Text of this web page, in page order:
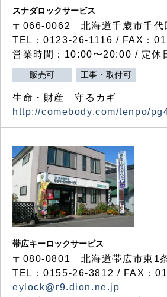
スナダロックサービス
〒066-0062 北海道千歳市千代
TEL：0123-26-1116 / FAX：
営業時間：10:00〜20:00 / 定休
販売可 工事・取付可
生命・財産 守るカギ
http://comebody.com/tenpo/
帯広キーロックサービス
〒080-0801 北海道帯広市東1
TEL：0155-26-3812 / FAX：
eylock@r9.dion.ne.jp